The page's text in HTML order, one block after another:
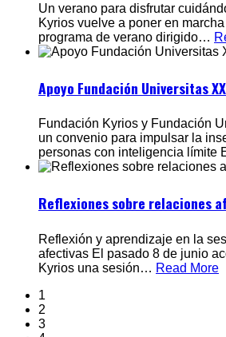
Un verano para disfrutar
Kyrios vuelve a poner en
programa de verano dirigido…
Apoyo Fundación Universitas
Fundación Kyrios y Fundación
un convenio para impulsar la
personas con inteligencia límite
Reflexiones sobre relaciones
Reflexión y aprendizaje en la
afectivas El pasado 8 de junio
Kyrios una sesión… Read More
1
2
3